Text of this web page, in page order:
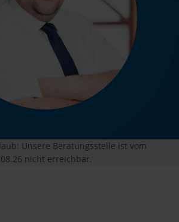
Unsere Beratungsstelle ist vom
nicht erreichbar.